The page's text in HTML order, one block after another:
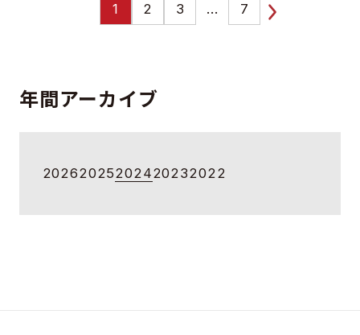
1 2 3 ... 7
年間アーカイブ
20262025202420232022